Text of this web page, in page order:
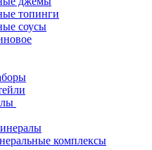
топинги
соусы
комплексы